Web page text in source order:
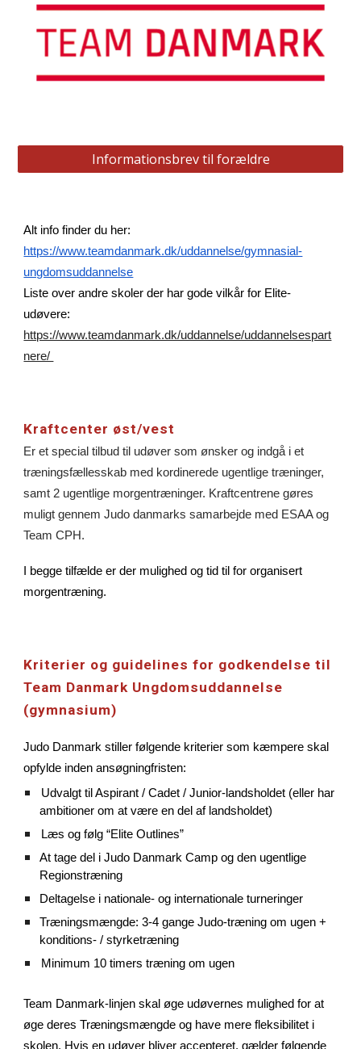
Informationsbrev til forældre
Alt info finder du her:
https://www.teamdanmark.dk/uddannelse/gymnasial-
ungdomsuddannelse
Liste over andre skoler der har gode vilkår for Elite-
udøvere:
https://www.teamdanmark.dk/uddannelse/uddannelsespart
nere/
Kraftcenter øst/vest
Er et special tilbud til udøver som ønsker og indgå i et
træningsfællesskab med kordinerede ugentlige træninger,
samt 2 ugentlige morgentræninger. Kraftcentrene gøres
muligt gennem Judo danmarks samarbejde med ESAA og
Team CPH.
I begge tilfælde er der mulighed og tid til for organisert
morgentræning.
Kriterier og guidelines for godkendelse til
Team Danmark Ungdomsuddannelse
(gymnasium)
Judo Danmark stiller følgende kriterier som kæmpere skal
opfylde inden ansøgningfristen:
Udvalgt til Aspirant / Cadet / Junior-landsholdet (eller har
ambitioner om at være en del af landsholdet)
Læs og følg “Elite Outlines”
At tage del i Judo Danmark Camp og den ugentlige
Regionstræning
Deltagelse i nationale- og internationale turneringer
Træningsmængde: 3-4 gange Judo-træning om ugen +
konditions- / styrketræning
Minimum 10 timers træning om ugen
Team Danmark-linjen skal øge udøvernes mulighed for at
øge deres Træningsmængde og have mere fleksibilitet i
skolen. Hvis en udøver bliver accepteret, gælder følgende